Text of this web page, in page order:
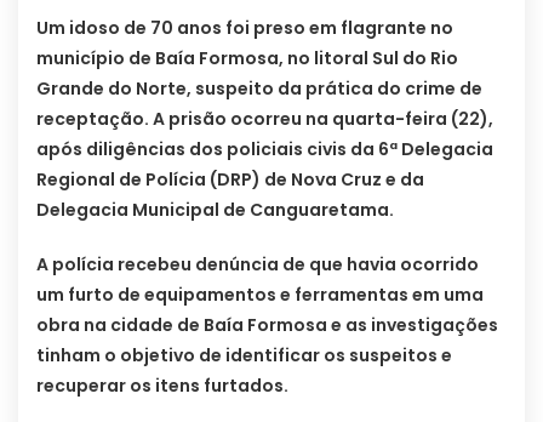
Um idoso de 70 anos foi preso em flagrante no
município de Baía Formosa, no litoral Sul do Rio
Grande do Norte, suspeito da prática do crime de
receptação. A prisão ocorreu na quarta-feira (22),
após diligências dos policiais civis da 6ª Delegacia
Regional de Polícia (DRP) de Nova Cruz e da
Delegacia Municipal de Canguaretama.
A polícia recebeu denúncia de que havia ocorrido
um furto de equipamentos e ferramentas em uma
obra na cidade de Baía Formosa e as investigações
tinham o objetivo de identificar os suspeitos e
recuperar os itens furtados.